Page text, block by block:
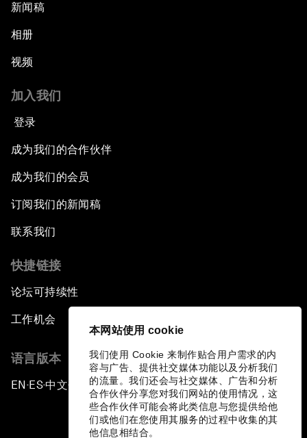
本网站使用 cookie
我们使用 Cookie 来制作贴合用户需求的内
容与广告、提供社交媒体功能以及分析我们
的流量。我们还会与社交媒体、广告和分析
合作伙伴分享您对我们网站的使用情况，这
些合作伙伴可能会将此类信息与您提供给他
们或他们在您使用其服务的过程中收集的其
他信息相结合。
新闻稿
相册
视频
加入我们
登录
成为我们的合作伙伴
成为我们的会员
订阅我们的新闻稿
联系我们
快捷链接
论坛可持续性
工作机会
语言版本
EN ▪ES▪中文▪ 日本語